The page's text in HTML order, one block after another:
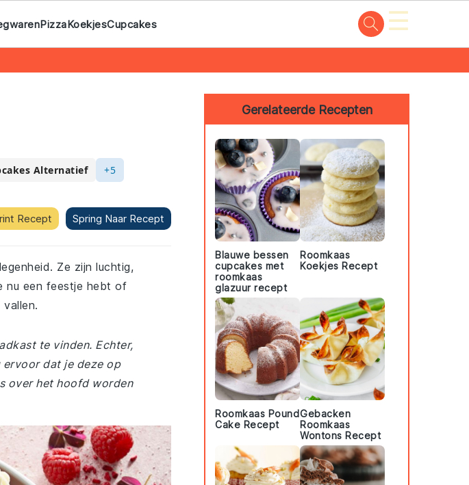
PizzaKoekjesCupcakes ☰
Alternatief +5
Recept Spring Naar Recept
Ze zijn luchtig,
nu een feestje hebt of
te vinden. Echter,
dat je deze op
over het hoofd worden
Primary
Sidebar
Gerelateerde Recepten
Blauwe bessen
cupcakes met
roomkaas
glazuur recept
Roomkaas
Koekjes Recept
Roomkaas Pound
Cake Recept
Gebacken
Roomkaas
Wontons Recept